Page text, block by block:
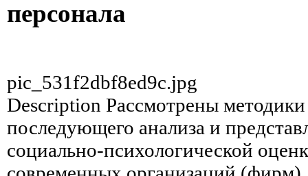
персонала
pic_531f2dbf8ed9c.jpg
Description Рассмотрены
последующего анализа и
социально-психологической